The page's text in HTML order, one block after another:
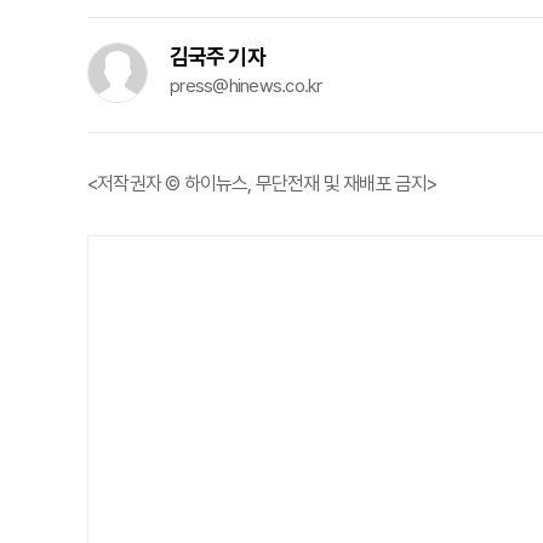
김국주 기자
press@hinews.co.kr
<저작권자 © 하이뉴스, 무단전재 및 재배포 금지>